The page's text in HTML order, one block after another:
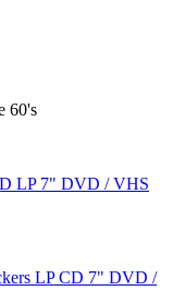
60's
LP 7" DVD / VHS
LPCD 7" DVD /